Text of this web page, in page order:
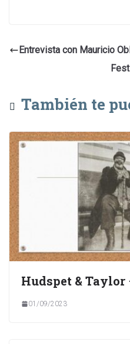
Entrevista con Mauricio
También te
Hudspet & Taylor
01/09/2023